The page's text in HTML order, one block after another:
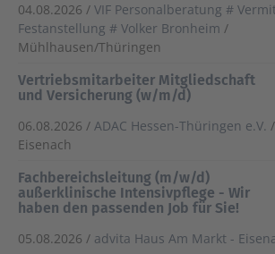
04.08.2026 / VIF Personalberatung #
Festanstellung # Volker Bronheim /
Mühlhausen/Thüringen
Vertriebsmitarbeiter Mitgliedschaft
und Versicherung (w/m/d)
06.08.2026 / ADAC Hessen-Thüringen e.V.
Eisenach
Fachbereichsleitung (m/w/d)
außerklinische Intensivpflege - Wir
haben den passenden Job für Sie!
05.08.2026 / advita Haus Am Markt -